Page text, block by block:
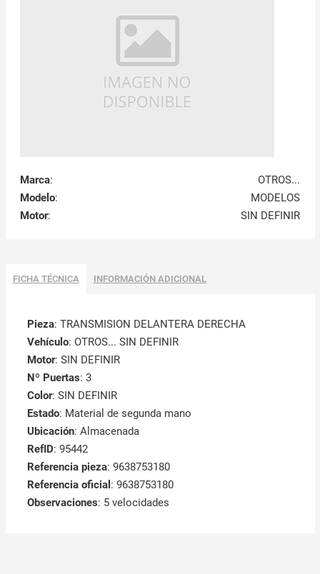
Marca:
OTROS...
Modelo:
MODELOS
Motor: SIN DEFINIR
FICHA TÉCNICA INFORMACIÓN ADICIONAL
Pieza: TRANSMISION DELANTERA DERECHA
Vehículo: OTROS... SIN DEFINIR
Motor: SIN DEFINIR
Nº Puertas: 3
Color: SIN DEFINIR
Estado: Material de segunda mano
Ubicación: Almacenada
RefID: 95442
Referencia pieza: 9638753180
Referencia oficial : 9638753180
Observaciones: 5 velocidades